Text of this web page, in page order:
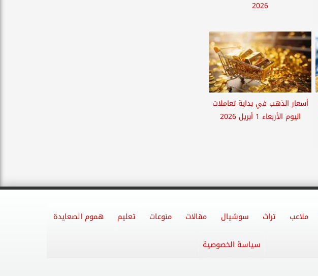
2026
أسعار الذهب في بداية تعاملات
اليوم الأربعاء 1 أبريل 2026
ملاعب تراث سوشيال مقالات منوعات تعليم هموم الصعايدة
سياسة الخصوصية